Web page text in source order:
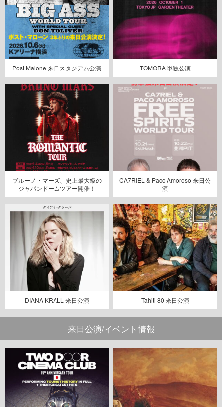
Post Malone 来日スタジアム公演 TOMORA 単独公演
ブルーノ・マーズ、史上最大級の
ジャパンドームツアー開催！
CA7RIEL & Paco Amoroso 来日公
演
DIANA KRALL 来日公演 Tahiti 80 来日公演
来日公演/イベント情報